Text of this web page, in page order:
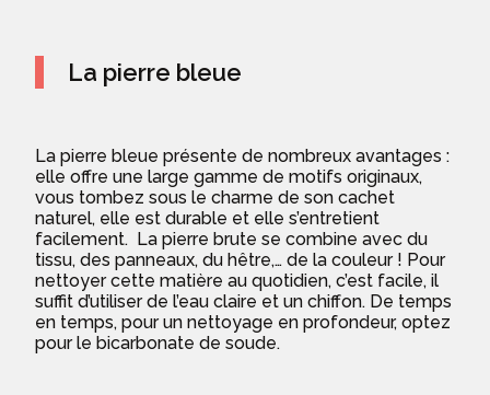
La pierre bleue
La pierre bleue présente de nombreux avantages :
elle offre une large gamme de motifs originaux,
vous tombez sous le charme de son cachet
naturel, elle est durable et elle s’entretient
facilement. La pierre brute se combine avec du
tissu, des panneaux, du hêtre,… de la couleur ! Pour
nettoyer cette matière au quotidien, c’est facile, il
suffit d’utiliser de l’eau claire et un chiffon. De temps
en temps, pour un nettoyage en profondeur, optez
pour le bicarbonate de soude.